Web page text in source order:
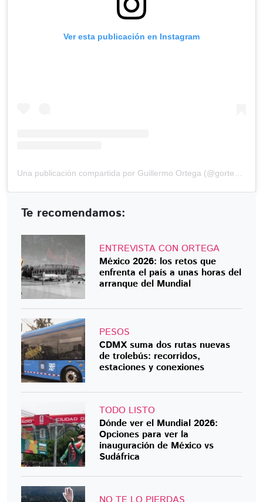
Ver esta publicación en Instagram
Te recomendamos:
ENTREVISTA CON ORTEGA
México 2026: los retos que
enfrenta el país a unas horas del
arranque del Mundial
PESOS
CDMX suma dos rutas nuevas
de trolebús: recorridos,
estaciones y conexiones
TODO LISTO
Dónde ver el Mundial 2026:
Opciones para ver la
inauguración de México vs
Sudáfrica